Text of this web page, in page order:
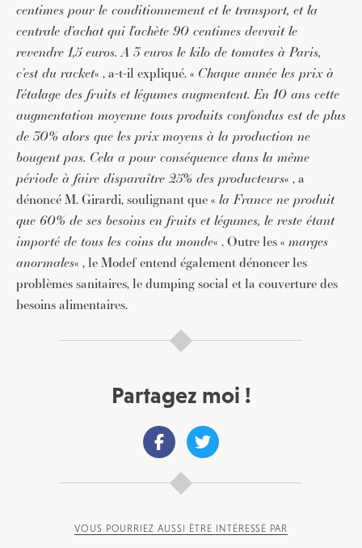
centimes pour le conditionnement et le transport, et la
centrale d’achat qui l’achète 90 centimes devrait le
revendre 1,5 euros. A 3 euros le kilo de tomates à Paris,
c’est du racket« , a-t-il expliqué. « Chaque année les prix à
l’étalage des fruits et légumes augmentent. En 10 ans cette
augmentation moyenne tous produits confondus est de plus
de 30% alors que les prix moyens à la production ne
bougent pas. Cela a pour conséquence dans la même
période à faire disparaître 25% des producteurs« , a
dénoncé M. Girardi, soulignant que « la France ne produit
que 60% de ses besoins en fruits et légumes, le reste étant
importé de tous les coins du monde« . Outre les « marges
anormales« , le Modef entend également dénoncer les
problèmes sanitaires, le dumping social et la couverture des
besoins alimentaires.
Partagez moi !
VOUS POURRIEZ AUSSI ÊTRE INTÉRESSÉ PAR